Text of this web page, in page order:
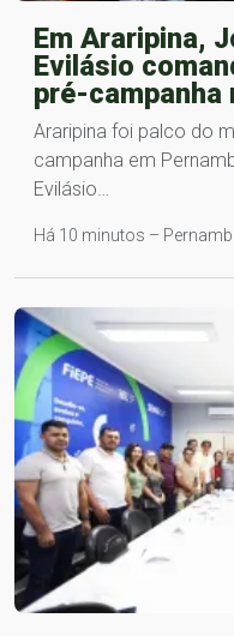
Em Araripina,
Evilásio
pré-campanha
Araripina foi palco do
campanha em
Evilásio…
Há 10 minutos –